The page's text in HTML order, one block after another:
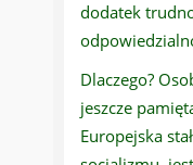
dodatek
Dlaczego?
jeszcze
Europejska